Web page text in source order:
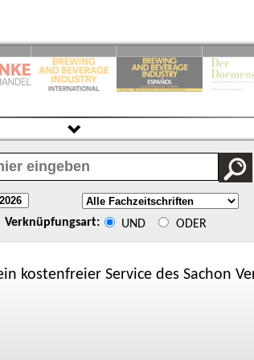
Verknüpfungsart: UND ODER
kostenfreier Service des Sachon